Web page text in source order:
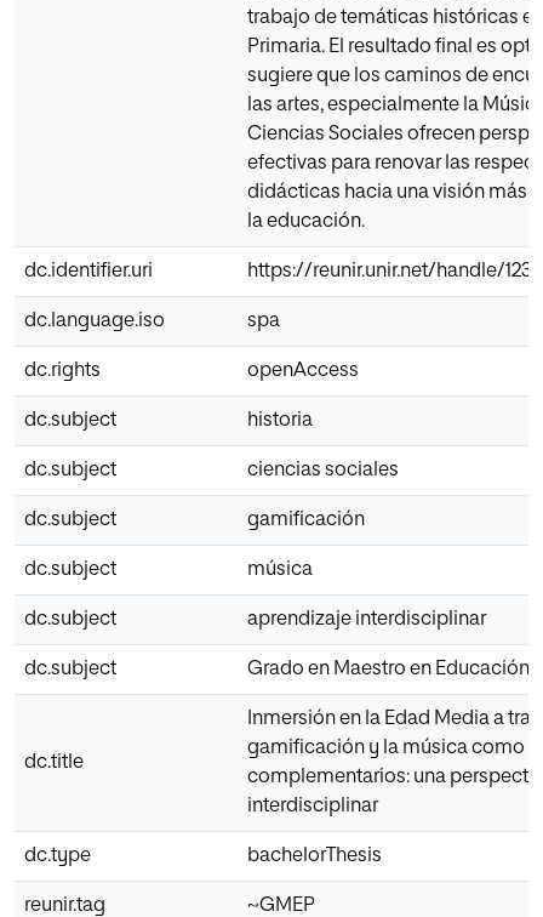
trabajo de temáticas históricas
Primaria. El resultado final es
sugiere que los caminos de
las artes, especialmente la
Ciencias Sociales ofrecen
efectivas para renovar las
didácticas hacia una visión más
la educación.
dc.identifier.uri https://reunir.unir.net/handle/
dc.language.iso spa
dc.rights openAccess
dc.subject historia
dc.subject ciencias sociales
dc.subject gamificación
dc.subject música
dc.subject aprendizaje interdisciplinar
dc.subject Grado en Maestro en Educación
dc.title
Inmersión en la Edad Media a
gamificación y la música como
complementarios: una
interdisciplinar
dc.type bachelorThesis
reunir.tag ~GMEP